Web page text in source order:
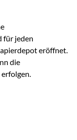
für jeden
eröffnet.
die
erfolgen.